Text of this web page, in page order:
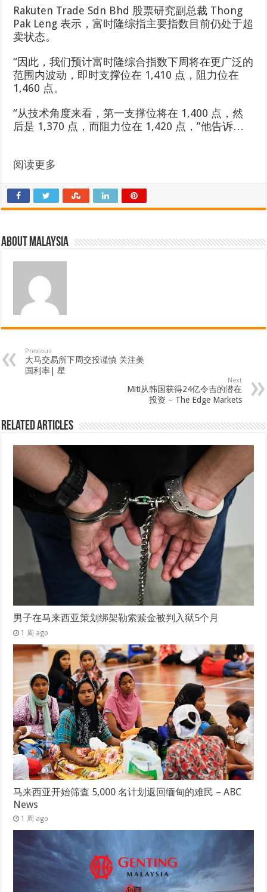
Rakuten Trade Sdn Bhd 股票研究副总裁 Thong
Pak Leng 表示，富时隆综指主要指数目前仍处于超
卖状态。
“因此，我们预计富时隆综合指数下周将在更广泛的
范围内波动，即时支撑位在 1,410 点，阻力位在
1,460 点。
“从技术角度来看，第一支撑位将在 1,400 点，然
后是 1,370 点，而阻力位在 1,420 点，”他告诉…
阅读更多
About Malaysia
Previous
大马交易所下周交投谨慎 关注美
国利率| 星
Next
Miti从韩国获得24亿令吉的潜在
投资 – The Edge Markets
Related Articles
男子在马来西亚策划绑架勒索赎金被判入狱5个月
1 周 ago
马来西亚开始筛查 5,000 名计划返回缅甸的难民 – ABC
News
1 周 ago